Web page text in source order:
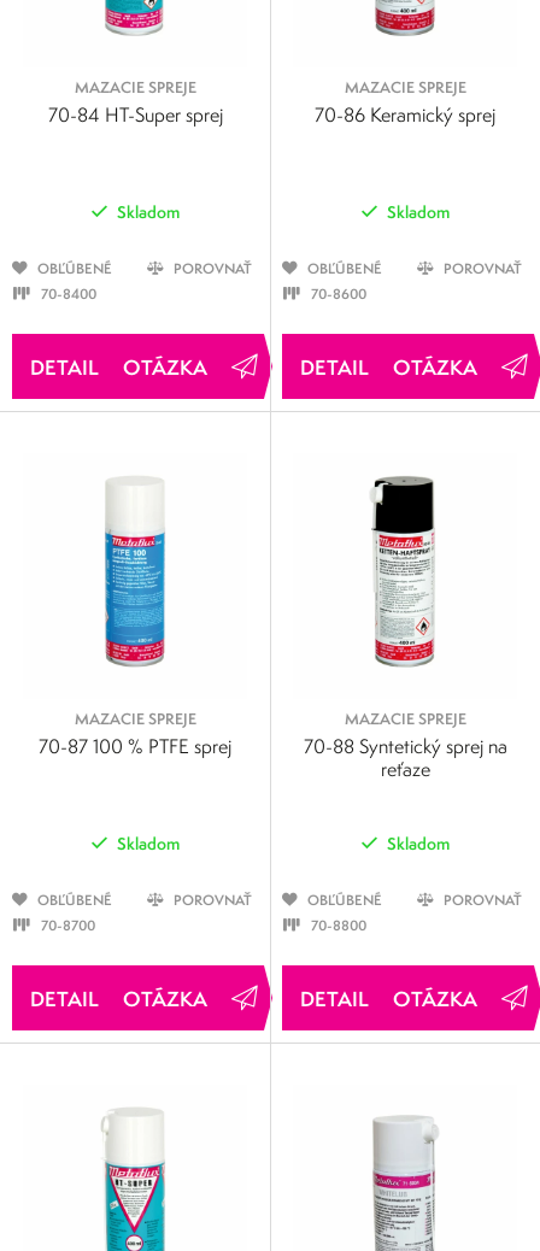
MAZACIE SPREJE
70-84 HT-Super sprej
Skladom
OBĽÚBENÉ
POROVNAŤ
70-8400
OTÁZKA
MAZACIE SPREJE
70-86 Keramický sprej
Skladom
OBĽÚBENÉ
POROVNAŤ
70-8600
OTÁZKA
MAZACIE SPREJE
70-87 100 % PTFE sprej
Skladom
OBĽÚBENÉ
POROVNAŤ
70-8700
OTÁZKA
MAZACIE SPREJE
70-88 Syntetický sprej na
reťaze
Skladom
OBĽÚBENÉ
POROVNAŤ
70-8800
OTÁZKA